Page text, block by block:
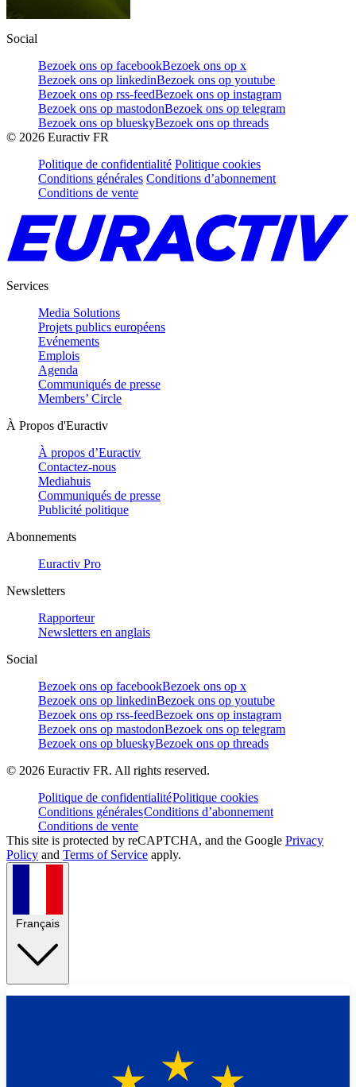
Social
Bezoek ons op facebookBezoek ons op x
Bezoek ons op linkedinBezoek ons op youtube
Bezoek ons op rss-feedBezoek ons op instagram
Bezoek ons op mastodonBezoek ons op telegram
Bezoek ons op blueskyBezoek ons op threads
© 2026 Euractiv FR
Politique de confidentialité Politique cookies
Conditions générales Conditions d’abonnement
Conditions de vente
Services
Media Solutions
Projets publics européens
Evénements
Emplois
Agenda
Communiqués de presse
Members’ Circle
À Propos d'Euractiv
À propos d’Euractiv
Contactez-nous
Mediahuis
Communiqués de presse
Publicité politique
Abonnements
Euractiv Pro
Newsletters
Rapporteur
Newsletters en anglais
Social
Bezoek ons op facebookBezoek ons op x
Bezoek ons op linkedinBezoek ons op youtube
Bezoek ons op rss-feedBezoek ons op instagram
Bezoek ons op mastodonBezoek ons op telegram
Bezoek ons op blueskyBezoek ons op threads
© 2026 Euractiv FR. All rights reserved.
Politique de confidentialitéPolitique cookies
Conditions généralesConditions d’abonnement
Conditions de vente
This site is protected by reCAPTCHA, and the Google Privacy
Policy and Terms of Service apply.
Français